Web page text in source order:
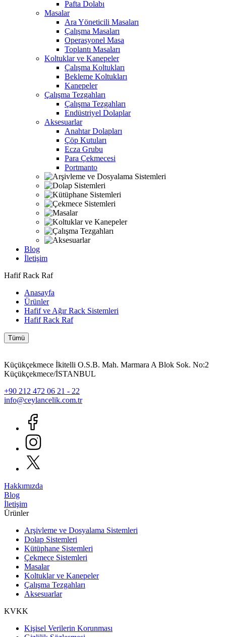
Pafta Dolabı
Masalar
Ara Yöneticili Masaları
Çalışma Masaları
Operasyonel Masa
Toplantı Masaları
Koltuklar ve Kanepeler
Çalışma Koltukları
Bekleme Koltukları
Kanepeler
Çalışma Tezgahları
Çalışma Tezgahları
Endüstriyel Dolaplar
Aksesuarlar
Anahtar Dolapları
Çöp Kutuları
Ecza Grubu
Para Çekmecesi
Portmanto
Blog
İletişim
Hafif Rack Raf
Anasayfa
Ürünler
Hafif ve Ağır Rack Sistemleri
Hafif Rack Raf
Tümü
Küçükçekmece İkitelli O.S.B. Mah. Marmara A Blok Sok. No:2
Küçükçekmece/İSTANBUL
+90 212 472 06 21 - 22
info@ceylancelik.com.tr
Hakkımızda
Blog
İletişim
Ürünler
Arşivleme ve Dosyalama Sistemleri
Dolap Sistemleri
Kütüphane Sistemleri
Çekmece Sistemleri
Masalar
Koltuklar ve Kanepeler
Çalışma Tezgahları
Aksesuarlar
KVKK
Kişisel Verilerin Korunması